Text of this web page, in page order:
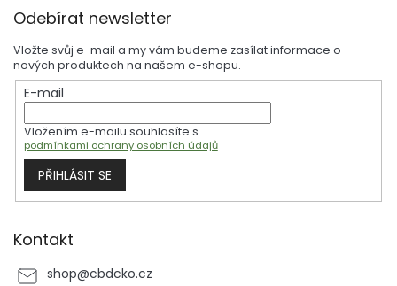
Odebírat newsletter
Vložte svůj e-mail a my vám budeme zasílat informace o
nových produktech na našem e-shopu.
E-mail
Vložením e-mailu souhlasíte s
podmínkami ochrany osobních údajů
PŘIHLÁSIT SE
Kontakt
shop@cbdcko.cz